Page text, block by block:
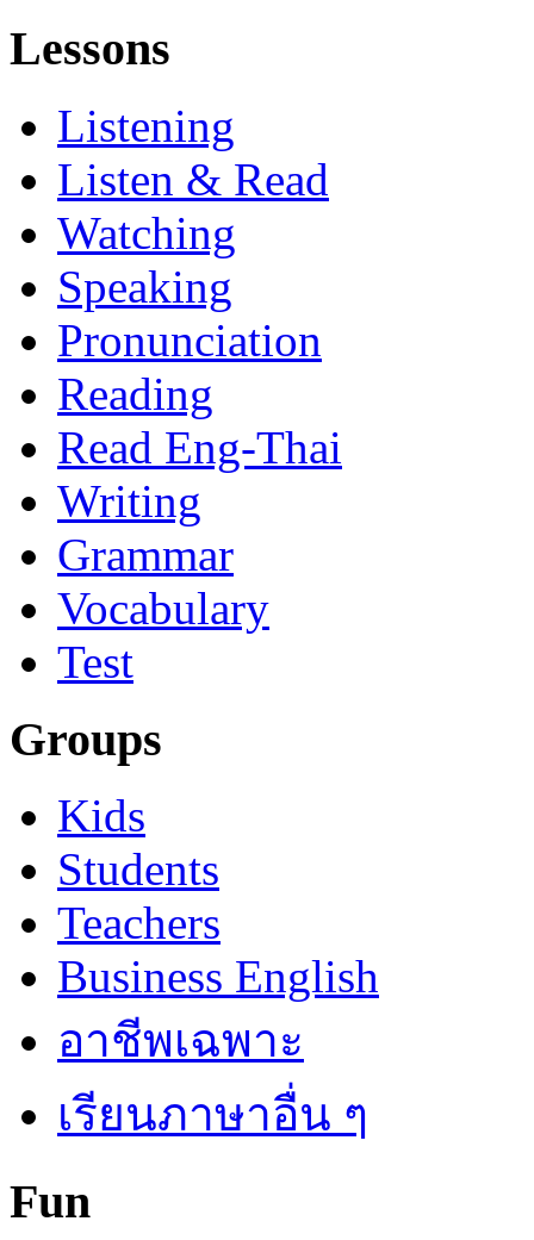
Lessons
Listening
Listen & Read
Watching
Speaking
Pronunciation
Reading
Read Eng-Thai
Writing
Grammar
Vocabulary
Test
Groups
Kids
Students
Teachers
Business English
อาชีพเฉพาะ
เรียนภาษาอื่น ๆ
Fun